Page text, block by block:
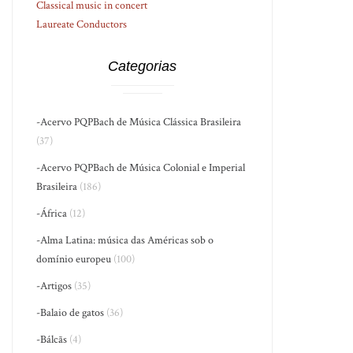
Classical music in concert
Laureate Conductors
Categorias
-Acervo PQPBach de Música Clássica Brasileira
(37)
-Acervo PQPBach de Música Colonial e Imperial
Brasileira (186)
-África (12)
-Alma Latina: música das Américas sob o
domínio europeu (100)
-Artigos (35)
-Balaio de gatos (36)
-Bálcãs (4)